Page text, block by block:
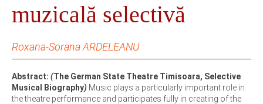
muzicală selectivă
Roxana-Sorana ARDELEANU
Abstract: (The German State Theatre Timisoara, Selective
Musical Biography) Music plays a particularly important role in
the theatre performance and participates fully in creating of the